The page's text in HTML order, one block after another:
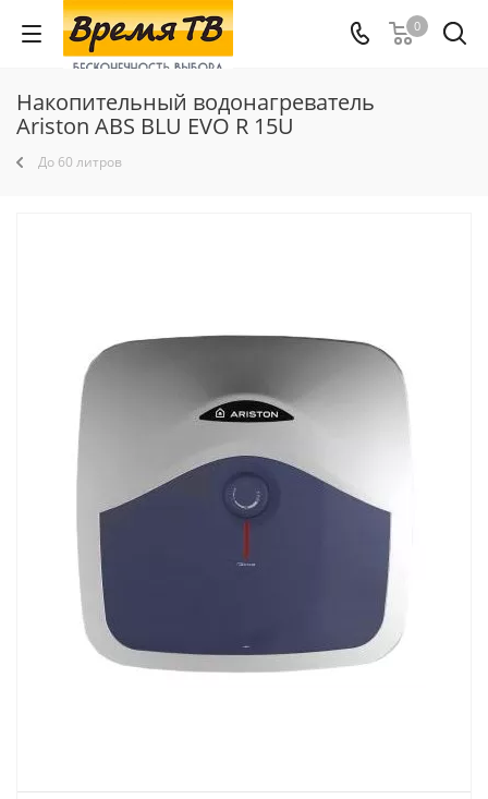
0
Накопительный водонагреватель
Ariston ABS BLU EVO R 15U
До 60 литров